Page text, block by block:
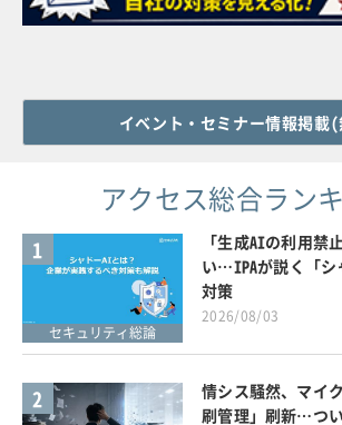
イベント・セミナー情報掲載
アクセス総合ラン
1
セキュリティ総論
「生成AIの利用禁
い…IPAが説く「シ
対策
2026/08/03
2
情シス騒然、マイ
刷管理」刷新…つ